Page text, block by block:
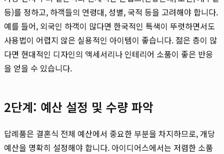
등)를 정하고, 하객들의 연령대, 성별, 국적 등을 고려해야 합니다.
예를 들어, 외국인 하객이 많다면 한국적인 특색이 뚜렷하면서도
사용법이 어렵지 않은 실용적인 아이템이 좋습니다. 젊은 층이 많
다면 현대적인 디자인의 액세서리나 인테리어 소품이 좋은 반응
을 얻을 수 있습니다.
2단계: 예산 설정 및 수량 파악
답례품은 결혼식 전체 예산에서 중요한 부분을 차지하므로, 개당
예산을 명확히 설정해야 합니다. 아이디어스에서는 저렴한 소품